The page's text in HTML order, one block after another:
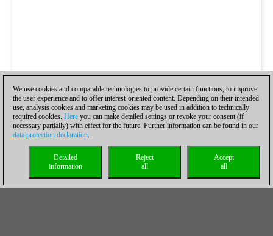
We use cookies and comparable technologies to provide certain functions, to improve
the user experience and to offer interest-oriented content. Depending on their intended
use, analysis cookies and marketing cookies may be used in addition to technically
required cookies. Here you can make detailed settings or revoke your consent (if
necessary partially) with effect for the future. Further information can be found in our
data protection declaration.
Accept
all
Reject
all
Detailed
information